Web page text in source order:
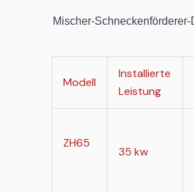
Mischer-
Modell
Installierte
Leistung
ZH65
35 kw